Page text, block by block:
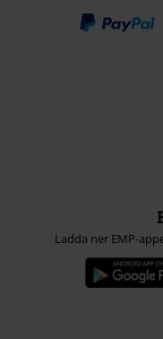
Ladda ner EMP-